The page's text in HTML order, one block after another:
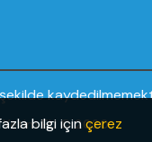
bilgi içinçerez
Yetim EU © 2020